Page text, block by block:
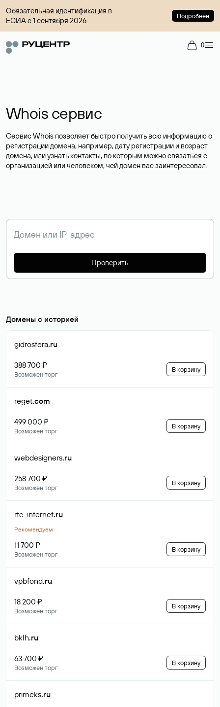
Обязательная идентификация в
ЕСИА с 1 сентября 2026
Подробнее
0
Whois сервис
Сервис Whois позволяет быстро получить всю информацию о
регистрации домена, например, дату регистрации и возраст
домена, или узнать контакты, по которым можно связаться с
организацией или человеком, чей домен вас заинтересовал.
Проверить
Домены с историей
gidrosfera.ru
388 700 ₽
Возможен торг
В корзину
reget.com
499 000 ₽
Возможен торг
В корзину
webdesigners.ru
258 700 ₽
Возможен торг
В корзину
rtc-internet.ru
Рекомендуем
11 700 ₽
Возможен торг
В корзину
vpbfond.ru
18 200 ₽
Возможен торг
В корзину
bklh.ru
63 700 ₽
Возможен торг
В корзину
primeks.ru